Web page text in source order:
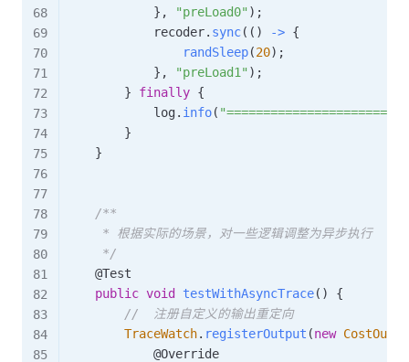
} , "preLoad0" ) ;
            recoder
. sync( ( ) -> {
randSleep(20) ;
} , "preLoad1" ) ;
}
finally {
            log
. info(
}
}
/**
     * 根据实际的场景，对一些逻辑调整为异步执行
     */
@Test
public void testWithAsyncTrace( )
{
//  注册自定义的输出重定向
TraceWatch. registerOutput (new
@Override